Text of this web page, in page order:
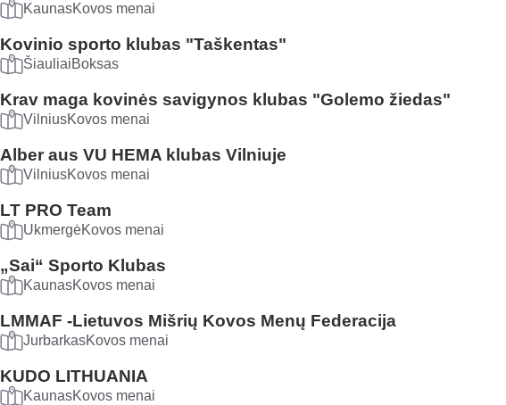
KaunasKovos menai
Kovinio sporto klubas "Taškentas"
ŠiauliaiBoksas
Krav maga kovinės savigynos klubas "Golemo žiedas"
VilniusKovos menai
Alber aus VU HEMA klubas Vilniuje
VilniusKovos menai
LT PRO Team
UkmergėKovos menai
„Sai“ Sporto Klubas
KaunasKovos menai
LMMAF -Lietuvos Mišrių Kovos Menų Federacija
JurbarkasKovos menai
KUDO LITHUANIA
KaunasKovos menai